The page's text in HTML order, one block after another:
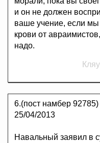
и он не должен
ваше учение, если мы
крови от
надо.
6.(пост намбер 92785)
25/04/2013
Навальный заявил в